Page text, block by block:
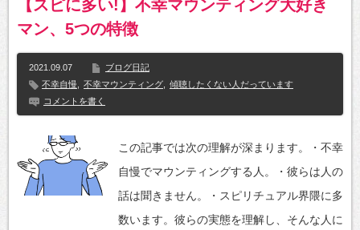
【スピに多い!】不幸マウンティング大好き
マン、5つの特徴
2021.09.07
ブログ日記
不幸自慢
不幸マウンティング
傾聴したくない人だっています
コメントを書く
この記事では次の理解が深まります。・不幸
自慢でマウンティングする人。・彼らは人の
話は聞きません。・スピリチュアル界隈に多
数います。彼らの実態を理解し、そんな人に